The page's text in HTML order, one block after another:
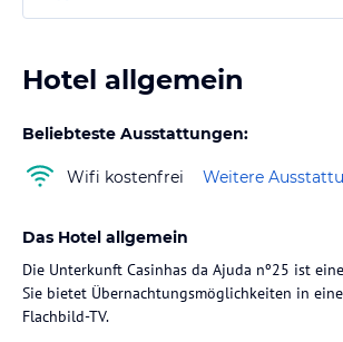
Hotel allgemein
Beliebteste Ausstattungen:
Wifi kostenfrei Weitere
Das Hotel allgemein
Die Unterkunft Casinhas da Ajuda nº25 ist
Sie bietet Übernachtungsmöglichkeiten in
Flachbild-TV.